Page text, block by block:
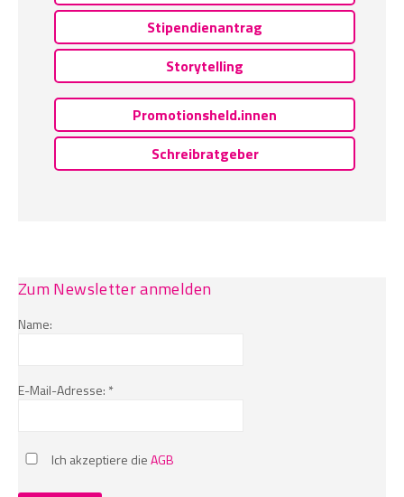
Stipendienantrag
Storytelling
Promotionsheld.innen
Schreibratgeber
Zum Newsletter anmelden
Name:
E-Mail-Adresse: *
Ich akzeptiere dieAGB